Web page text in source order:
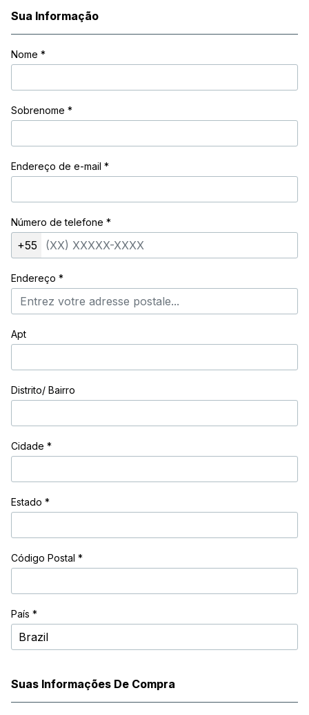
Sua Informação
Nome *
Sobrenome *
Endereço de e-mail *
Número de telefone *
+55
Endereço *
Apt
Distrito/ Bairro
Cidade *
Estado *
Código Postal *
País *
Suas Informações De Compra